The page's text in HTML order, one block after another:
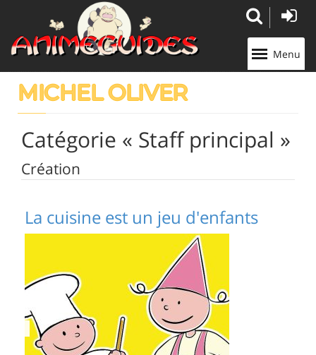
Menu
MICHEL OLIVER
Catégorie « Staff principal »
Création
La cuisine est un jeu d'enfants
Panneau de gestion des cookies